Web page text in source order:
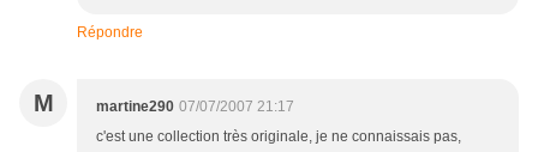
Répondre
M martine290 07/07/2007 21:17
c'est une collection très originale, je ne connaissais pas,